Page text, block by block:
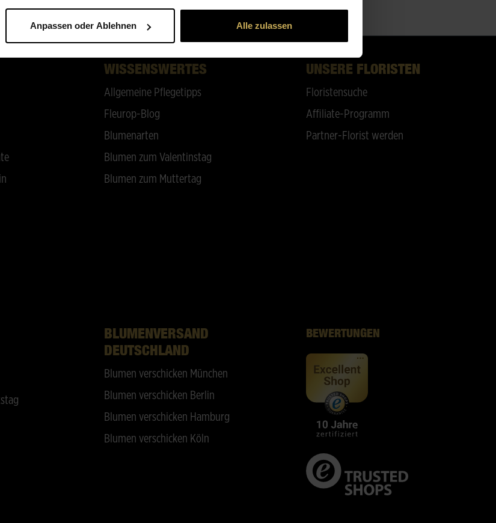
Anpassen oder Ablehnen Alle zulassen
WISSENSWERTES
Allgemeine Pflegetipps
Fleurop-Blog
Blumenarten
Blumen zum Valentinstag
Blumen zum Muttertag
UNSERE FLORISTEN
Floristensuche
Affiliate-Programm
Partner-Florist werden
BLUMENVERSAND
DEUTSCHLAND
Blumen verschicken München
Blumen verschicken Berlin
Blumen verschicken Hamburg
Blumen verschicken Köln
BEWERTUNGEN